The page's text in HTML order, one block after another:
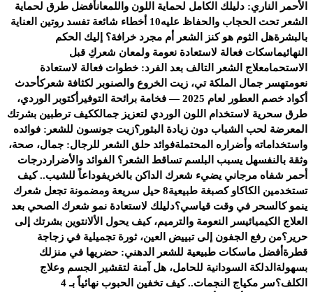
الأحمر الناري: دليلك الكامل لحماية اللون واللمعانأفضل طرق لحماية
الشعر تحت الحجاب والحفاظ عليه
10 أخطاء شائعة تفسد روتين العناية
بالبشرةهل الثوم هو كنز الشعر أم مجرد خرافة؟ إليك الحكم
النهائيماسكات فعالة لاستعادة نعومة ولمعان شعركِ قبل
الاستحمامعلاج الشعر التالف بعد الفرد: خطوات فعالة لاستعادة
نعومتهسر جمال الملكة تي، زيت الخروع والصنوبر لكثافة شعركأحدث
أكواد خصم العطور لعام 2025 — فخامة برائحة التوفير
أكتوبر الوردي،
طرق سحرية لاستخدام اللون الوردي لتعزيز جمالككيف ترطبين بشرتك
المعرضة لحب الشباب دون زيادة البثور؟زيت جونسون للشعر: فوائده
واستخداماته وأضراره المحتملةفوائد حلق الشعر للرجال: جمال، صحة،
وثقة بالنفسهل يسبب البلسم تساقط الشعر؟ الفوائد والأضرار درجات
أحمر شفاه مرجاني يضيء شعرك الداكن بالخريفوداعاً للشيب.. كيف
تستخدمين الكاكاو كصبغة طبيعية
8 حيل سريعة ومضمونة تجعل شعرك
ينمو كالسحر في وقت قياسي؟دليلك لاستعادة نمو شعرك الصحي بعد
العلاج الكيميائيسر النعومة والترميم، كيف يحول الألانتوين بشرتك إلى
حرير؟من رفع الجفون إلى تبييض العين، ثورة تجميلية في زجاجة
قطرة أفضل ماسكات طبيعية للشعر الدهني: حضريها في منزلك
بسهولة الدلكة السودانية للحامل، هل آمنة لتقشير الجسم وعلاج
الكلف؟
سر مكياج النجمات.. كيف تخفين الحبوب نهائياً بـ 4